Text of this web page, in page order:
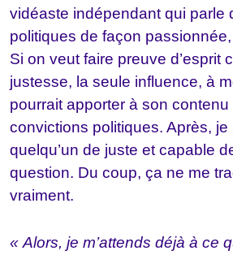
vidéaste indépendant qui parle
politiques de façon
Si on veut faire preuve d’esprit
justesse, la seule influence, à
pourrait apporter à son
convictions politiques. Après, je
quelqu’un de juste et capable
question. Du coup, ça ne me
vraiment.
« Alors, je m’attends déjà à ce